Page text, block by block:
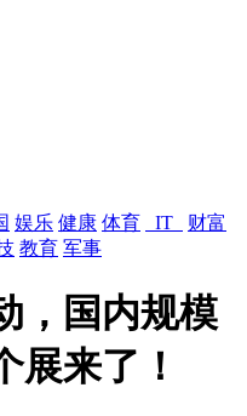
娱乐 健康 体育 IT
财富
教育 军事
，国内规模
展来了！